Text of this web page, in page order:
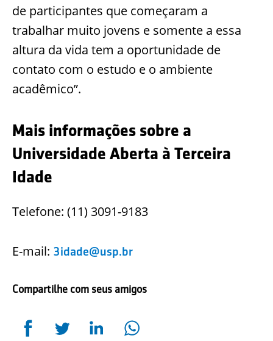
de participantes que começaram a
trabalhar muito jovens e somente a essa
altura da vida tem a oportunidade de
contato com o estudo e o ambiente
acadêmico”.
Mais informações sobre a
Universidade Aberta à Terceira
Idade
Telefone: (11) 3091-9183
E-mail: 3idade@usp.br
Compartilhe com seus amigos